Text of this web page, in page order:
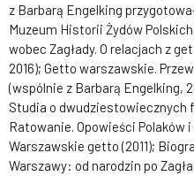
z Barbarą Engelking
Muzeum Historii Żydów
wobec Zagłady. O relacjach z
2016); Getto warszawskie.
(wspólnie z Barbarą Engelking,
Studia o dwudziestowiecznych
Ratowanie. Opowieści Polaków i
Warszawskie getto (2011);
Warszawy: od narodzin po